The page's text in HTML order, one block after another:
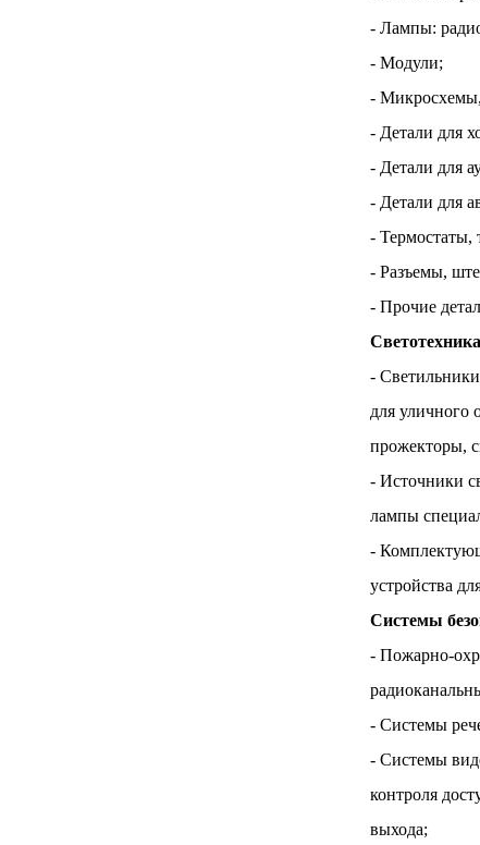
- Лампы:
- Модули;
-
- Детали для
- Детали для
- Детали для
- Термостаты,
- Разъемы,
- Прочие
-
для уличного
прожекторы,
- Источники
лампы
-
устройства
Системы
- Пожарно-
- Системы
- Системы
контроля
выхода;